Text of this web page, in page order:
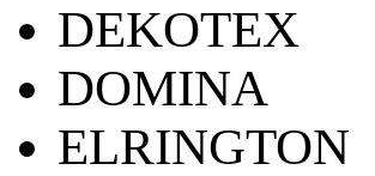
DEKOTEX
DOMINA
ELRINGTON